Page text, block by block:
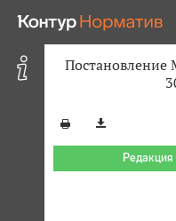
Постановление